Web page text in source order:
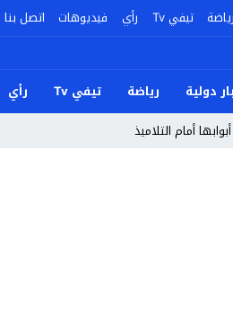
رياضة تيفي Tv رأي فيديوهات اتصل بنا
دولية رياضة تيفي Tv رأي
أمام التلاميذ